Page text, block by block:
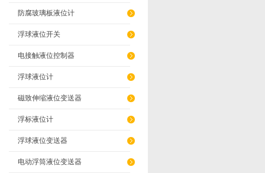
防腐玻璃板液位计
浮球液位开关
电接触液位控制器
浮球液位计
磁致伸缩液位变送器
浮标液位计
浮球液位变送器
电动浮筒液位变送器